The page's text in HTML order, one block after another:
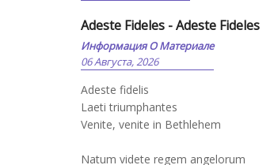
Adeste Fideles - Adeste Fideles
Информация О Материале
06 Августа, 2026
Adeste fidelis
Laeti triumphantes
Venite, venite in Bethlehem
Natum videte regem angelorum